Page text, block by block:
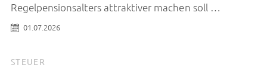
Regelpensionsalters attraktiver machen soll …
01.07.2026
STEUER